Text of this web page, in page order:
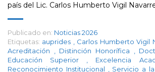
país del Lic. Carlos Humberto Vigil
Publicado en: Noticias 2026
Etiquetas: auprides Carlos Humberto Vigil
Acreditación
Distinción Honorífica
Educación Superior
Excelencia
Reconocimiento Institucional
Servicio a